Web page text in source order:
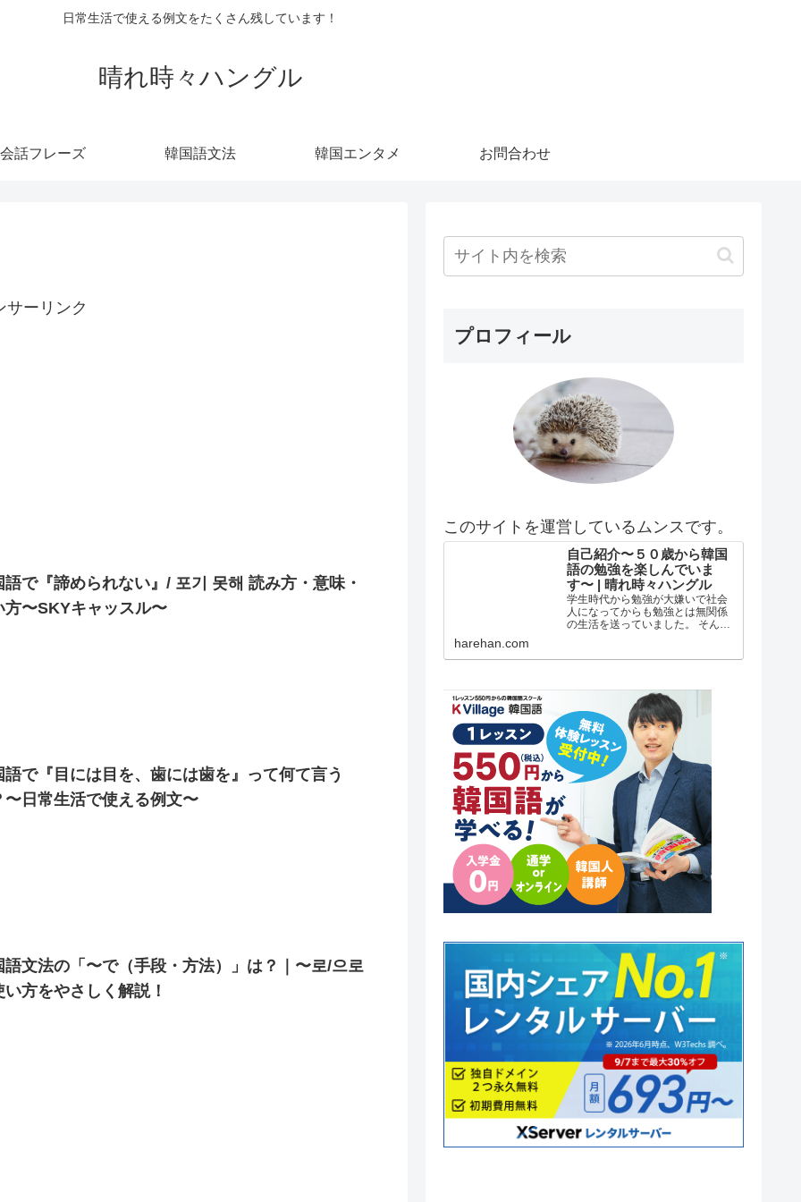
日常生活で使える例文をたくさん残しています！
晴れ時々ハングル
会話フレーズ 韓国語文法 韓国エンタメ お問合わせ
サーリンク
語で『諦められない』/ 포기 못해 読み方・意味・
方〜SKYキャッスル〜
語で『目には目を、歯には歯を』って何て言う
〜日常生活で使える例文〜
語文法の「〜で（手段・方法）」は？｜〜로/으로
い方をやさしく解説！
プロフィール
このサイトを運営しているムンスです。
自己紹介〜５０歳から韓国
語の勉強を楽しんでいま
す〜 | 晴れ時々ハングル
学生時代から勉強が大嫌いで社会
人になってからも勉強とは無関係
の生活を送っていました。 そんな
す。 在日韓国人３世で小さい頃は
harehan.com